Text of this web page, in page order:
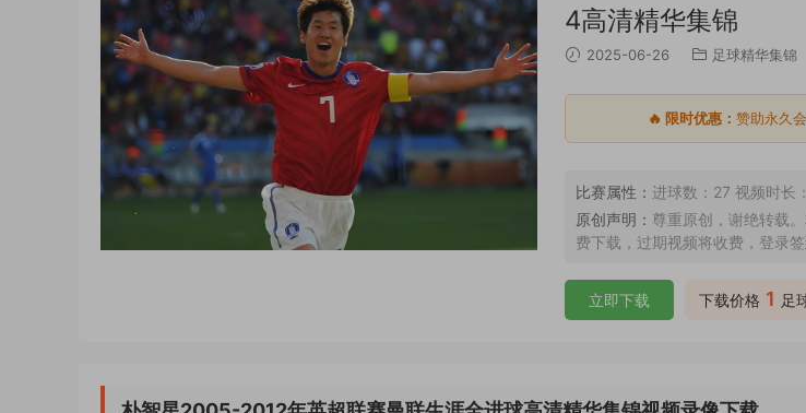
4高清精华集锦
2025-06-26 足球精华集锦
🔥 限时优惠： 赞助永久
比赛属性： 进球数：27 视频时长
原创声明： 尊重原创，谢绝转载
费下载，过期视频将收费，登录签
下载价格 1 足
立即下载